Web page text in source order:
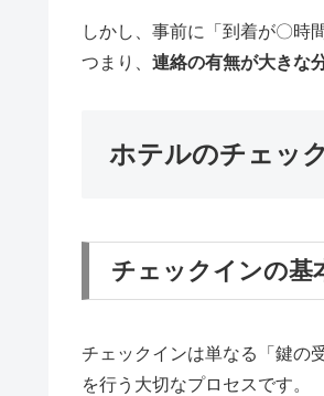
しかし、事前に「到着が〇時
つまり、 連絡の有無が大きな
ホテルのチェッ
チェックインの基
チェックインは単なる「鍵の
を行う大切なプロセスです。